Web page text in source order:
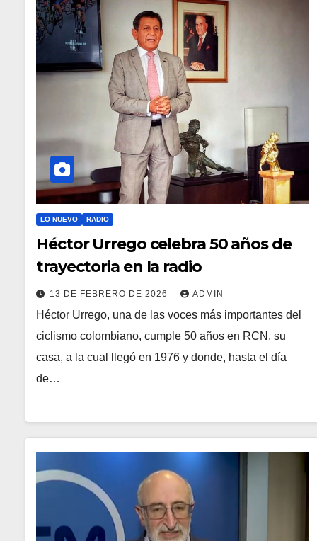
LO NUEVO RADIO
Héctor Urrego celebra 50 años de
trayectoria en la radio
13 DE FEBRERO DE 2026 ADMIN
Héctor Urrego, una de las voces más importantes del
ciclismo colombiano, cumple 50 años en RCN, su
casa, a la cual llegó en 1976 y donde, hasta el día
de…